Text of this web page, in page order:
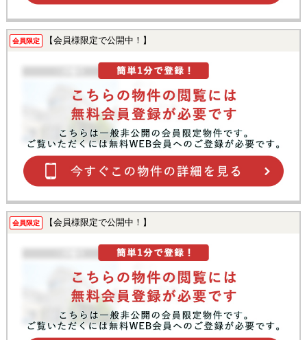
会員限定 【会員様限定で公開中！】
会員限定 【会員様限定で公開中！】